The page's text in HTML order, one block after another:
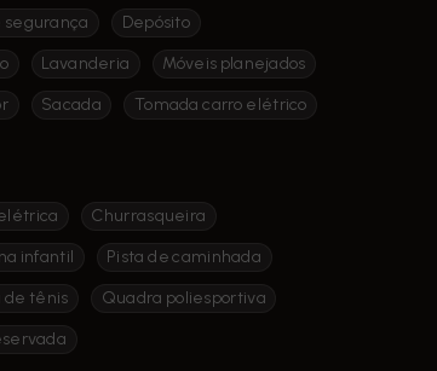
segurança
Depósito
Lavanderia
Móveis planejados
Sacada Tomada carro elétrico
Churrasqueira
infantil
Pista de caminhada
de tênis
Quadra poliesportiva